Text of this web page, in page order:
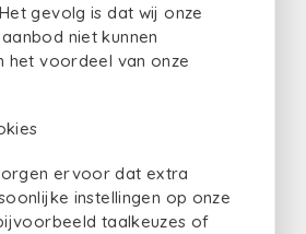
gevolg is dat wij onze
niet kunnen
het voordeel van onze
ervoor dat extra
instellingen op onze
taalkeuzes of